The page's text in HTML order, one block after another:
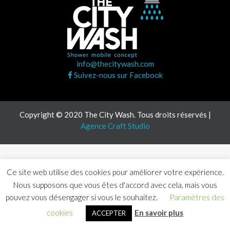
info@thecitywash.com
Suivez-nous sur Facebook
Copyright © 2020 The City Wash. Tous droits réservés |
Agence Craft Studio
Ce site web utilise des cookies pour améliorer votre expérience.
Nous supposons que vous êtes d'accord avec cela, mais vous
pouvez vous désengager si vous le souhaitez.
Paramètres des
cookies
ACCEPTER En savoir plus